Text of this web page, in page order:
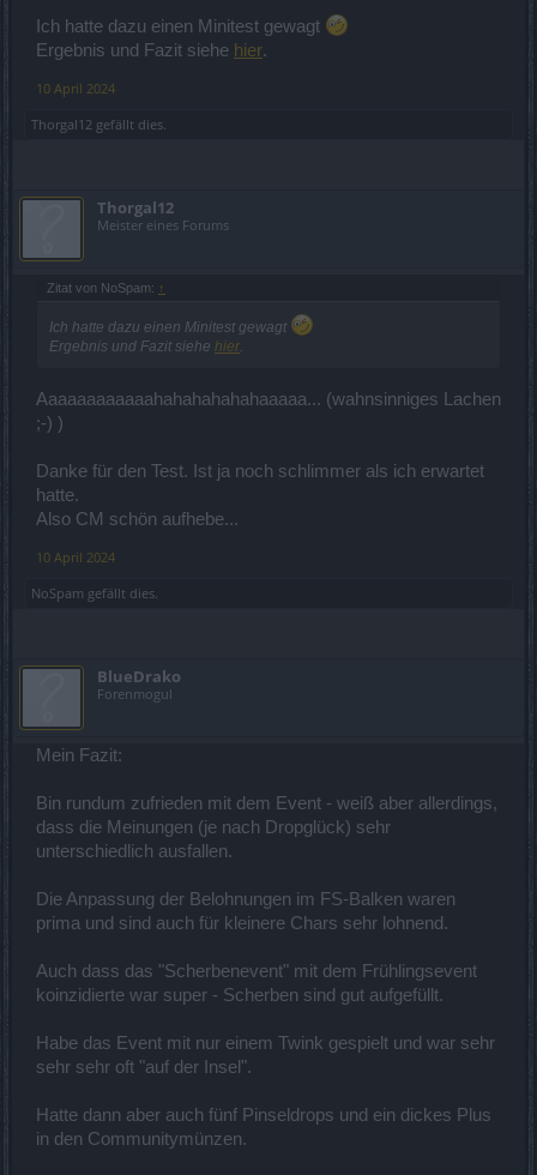
Ich hatte dazu einen Minitest gewagt
Ergebnis und Fazit siehe hier.
10 April 2024
Thorgal12 gefällt dies.
Thorgal12
Meister eines Forums
Zitat von NoSpam: ↑
Ich hatte dazu einen Minitest gewagt
Ergebnis und Fazit siehe hier.
Aaaaaaaaaaaahahahahahahaaaaa... (wahnsinniges Lachen
;-) )
Danke für den Test. Ist ja noch schlimmer als ich erwartet
hatte.
Also CM schön aufhebe...
10 April 2024
NoSpam gefällt dies.
BlueDrako
Forenmogul
Mein Fazit:
Bin rundum zufrieden mit dem Event - weiß aber allerdings,
dass die Meinungen (je nach Dropglück) sehr
unterschiedlich ausfallen.
Die Anpassung der Belohnungen im FS-Balken waren
prima und sind auch für kleinere Chars sehr lohnend.
Auch dass das "Scherbenevent" mit dem Frühlingsevent
koinzidierte war super - Scherben sind gut aufgefüllt.
Habe das Event mit nur einem Twink gespielt und war sehr
sehr sehr oft "auf der Insel".
Hatte dann aber auch fünf Pinseldrops und ein dickes Plus
in den Communitymünzen.